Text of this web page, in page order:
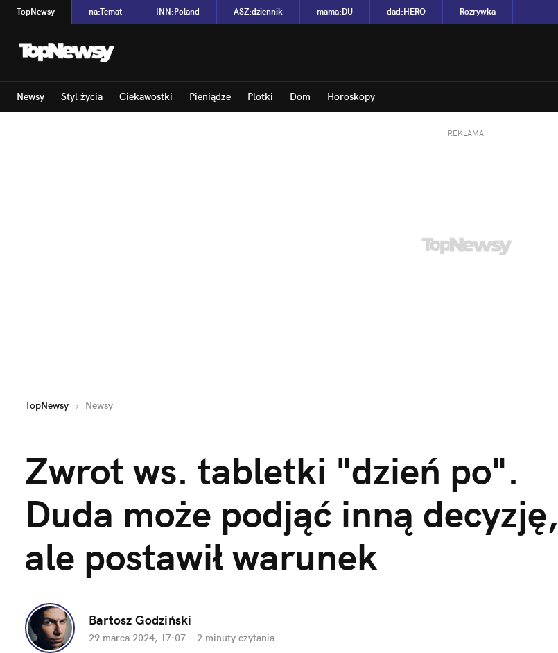
TopNewsy na:Temat INN:Poland ASZ:dziennik mama:DU dad:HERO Rozrywka
Newsy Styl życia Ciekawostki Pieniądze Plotki Dom Horoskopy
REKLAMA
TopNewsy Newsy
Zwrot ws. tabletki "dzień po".
Duda może podjąć inną decyzję,
ale postawił warunek
Bartosz Godziński
29 marca 2024, 17:07 · 2 minuty czytania